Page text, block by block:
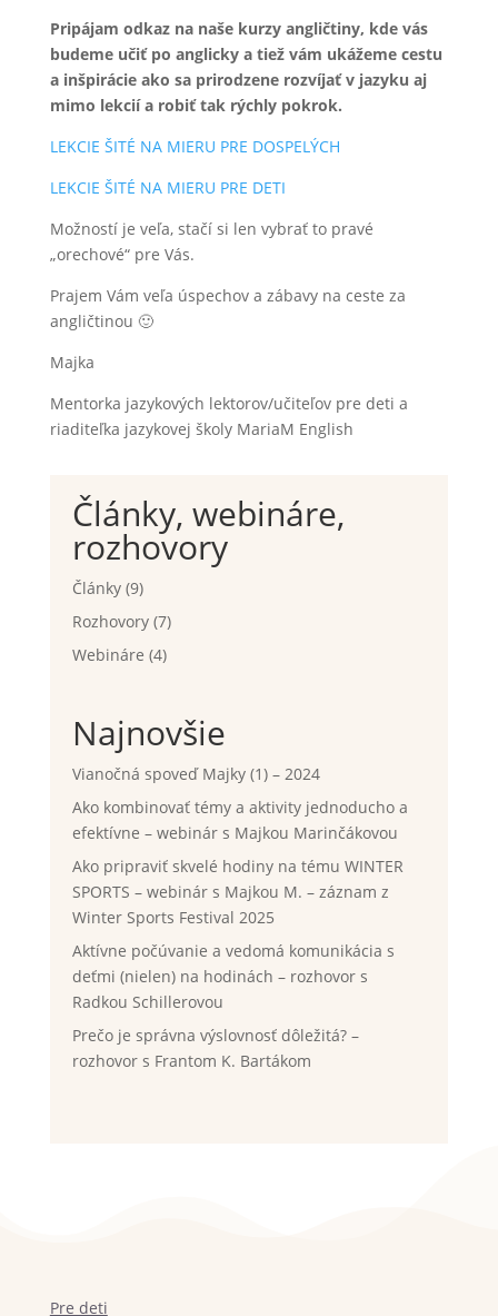
Pripájam odkaz na naše kurzy angličtiny, kde vás
budeme učiť po anglicky a tiež vám ukážeme cestu
a inšpirácie ako sa prirodzene rozvíjať v jazyku aj
mimo lekcií a robiť tak rýchly pokrok.
LEKCIE ŠITÉ NA MIERU PRE DOSPELÝCH
LEKCIE ŠITÉ NA MIERU PRE DETI
Možností je veľa, stačí si len vybrať to pravé
„orechové“ pre Vás.
Prajem Vám veľa úspechov a zábavy na ceste za
angličtinou 🙂
Majka
Mentorka jazykových lektorov/učiteľov pre deti a
riaditeľka jazykovej školy MariaM English
Články, webináre,
rozhovory
Články(9)
Rozhovory(7)
Webináre (4)
Najnovšie
Vianočná spoveď Majky (1) – 2024
Ako kombinovať témy a aktivity jednoducho a
efektívne – webinár s Majkou Marinčákovou
Ako pripraviť skvelé hodiny na tému WINTER
SPORTS – webinár s Majkou M. – záznam z
Winter Sports Festival 2025
Aktívne počúvanie a vedomá komunikácia s
deťmi (nielen) na hodinách – rozhovor s
Radkou Schillerovou
Prečo je správna výslovnosť dôležitá? –
rozhovor s Frantom K. Bartákom
Pre deti